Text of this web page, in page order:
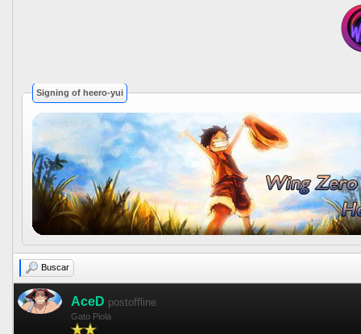
Signing of heero-yui
Buscar
AceD postoffline
Gato Piola